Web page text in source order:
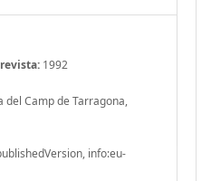
1992
del Camp de Tarragona,
info:eu-